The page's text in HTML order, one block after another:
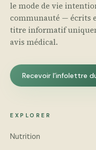
le mode de vie
communauté — écrits
titre informatif
avis médical.
Recevoir l’infolettre
EXPLORER
Nutrition